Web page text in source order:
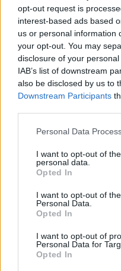
opt-out request is
interest-based ads based
us or personal information
your opt-out. You may
disclosure of your
IAB’s list of downstream
also be disclosed by us to
Downstream Participants
Personal Data
I want to opt-out of
personal data.
Opted In
I want to opt-out of
Personal Data.
Opted In
I want to opt-out of
Personal Data for
Opted In
SANITÀ IN CODICE
Alle Asl ritardi
soldi
14/01/2018
Viaggio nel caos
24/06/2012
Alemanno tra i
ritardi inaccettabili
24/06/2012